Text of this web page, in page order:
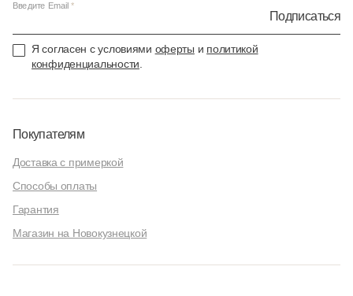
Введите Email
Подписаться
Я согласен с условиями оферты и политикой
конфиденциальности
Покупателям
Доставка с примеркой
Способы оплаты
Гарантия
Магазин на Новокузнецкой